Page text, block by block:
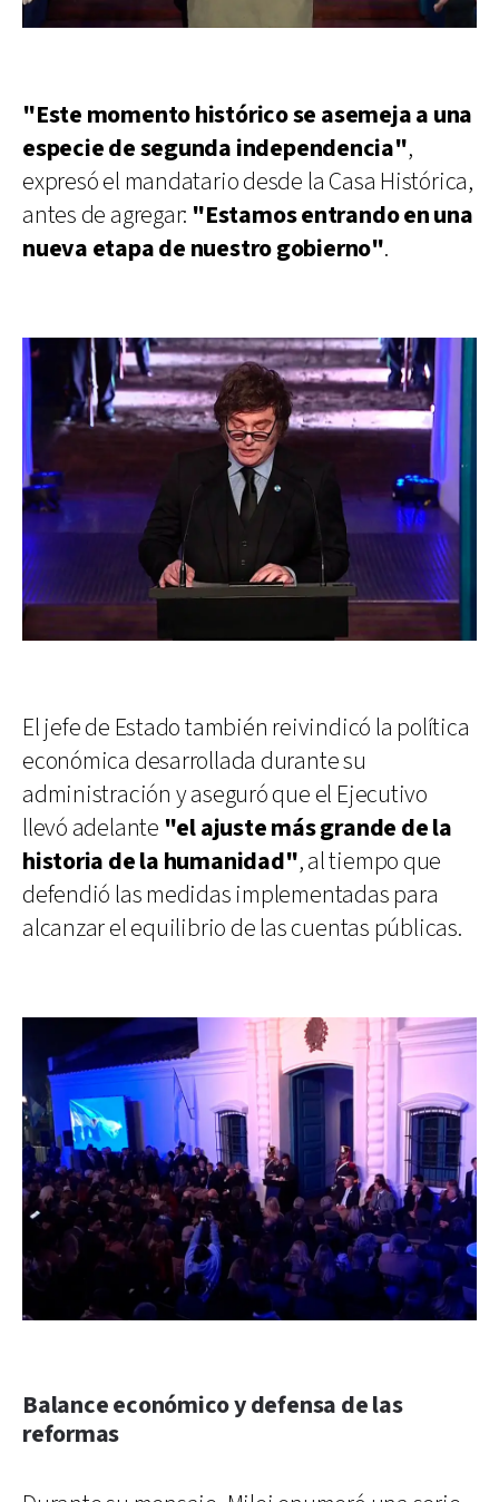
"Este momento histórico se asemeja a una
especie de segunda independencia",
expresó el mandatario desde la Casa Histórica,
antes de agregar: "Estamos entrando en una
nueva etapa de nuestro gobierno".
El jefe de Estado también reivindicó la política
económica desarrollada durante su
administración y aseguró que el Ejecutivo
llevó adelante "el ajuste más grande de la
historia de la humanidad", al tiempo que
defendió las medidas implementadas para
alcanzar el equilibrio de las cuentas públicas.
Balance económico y defensa de las
reformas